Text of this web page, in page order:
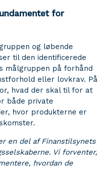
for
og løbende
til den identificerede
målgruppen på forhånd
eller lovkrav. På
hvad der skal til for at
både private
hvor produkterne er
en del af Finanstilsynets
Vi forventer,
hvordan de